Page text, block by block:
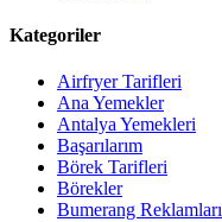
Kategoriler
Airfryer Tarifleri
Ana Yemekler
Antalya Yemekleri
Başarılarım
Börek Tarifleri
Börekler
Bumerang Reklamları